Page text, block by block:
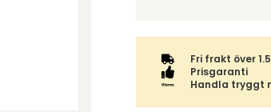
Fri frakt över
Prisgaranti
Handla tryggt